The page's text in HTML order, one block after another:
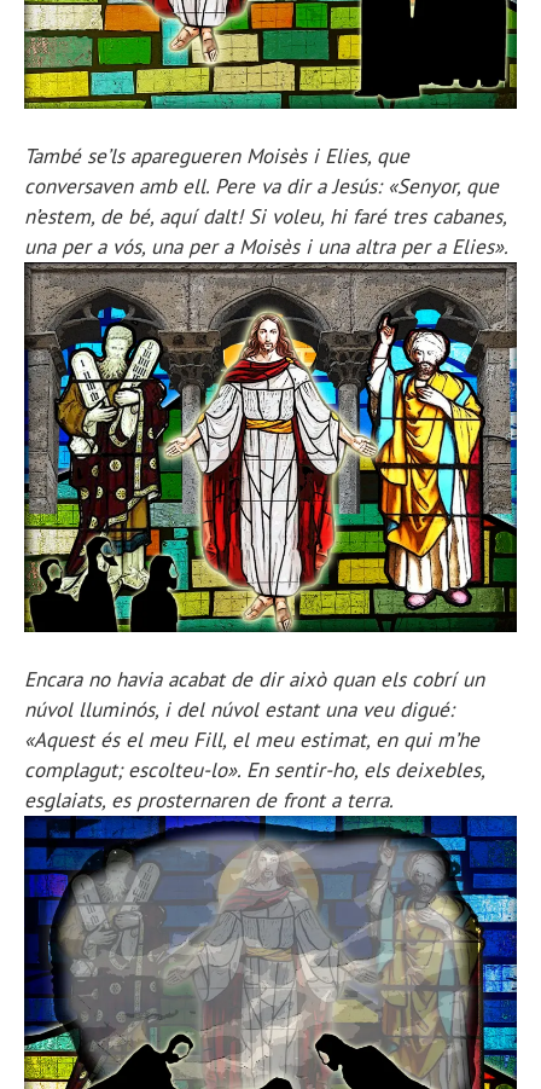
També se’ls aparegueren Moisès i Elies, que
conversaven amb ell. Pere va dir a Jesús: «Senyor, que
n’estem, de bé, aquí dalt! Si voleu, hi faré tres cabanes,
una per a vós, una per a Moisès i una altra per a Elies».
Encara no havia acabat de dir això quan els cobrí un
núvol lluminós, i del núvol estant una veu digué:
«Aquest és el meu Fill, el meu estimat, en qui m’he
complagut; escolteu-lo». En sentir-ho, els deixebles,
esglaiats, es prosternaren de front a terra.